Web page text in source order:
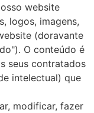
website
logos, imagens,
(doravante
O conteúdo é
seus contratados
intelectual) que
modificar, fazer